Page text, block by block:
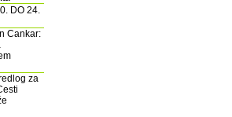
DO 24.
Cankar:
za